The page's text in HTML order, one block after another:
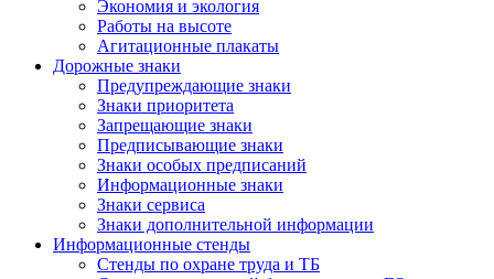
Экономия и экология
Работы на высоте
Агитационные плакаты
Дорожные знаки
Предупреждающие знаки
Знаки приоритета
Запрещающие знаки
Предписывающие знаки
Знаки особых предписаний
Информационные знаки
Знаки сервиса
Знаки дополнительной информации
Информационные стенды
Стенды по охране труда и ТБ